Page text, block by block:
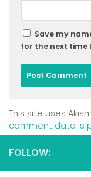
Save my
for the next time
This site uses
comment data is
FOLLOW: